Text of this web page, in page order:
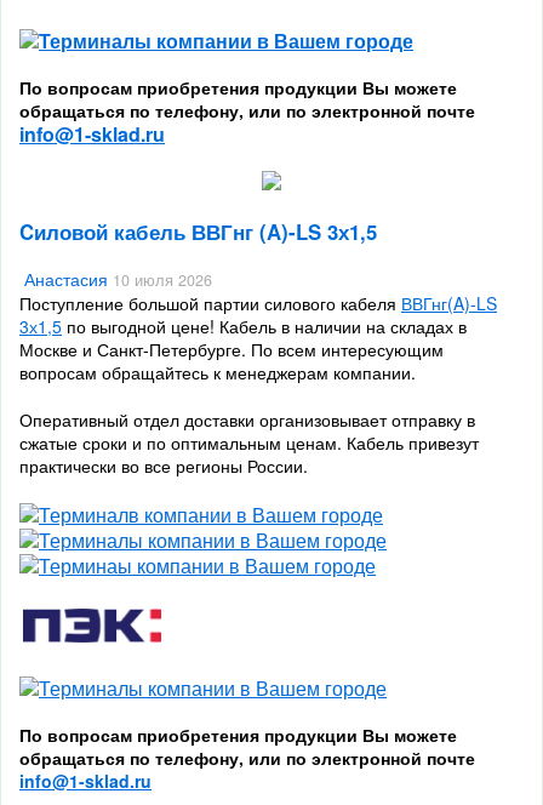
По вопросам приобретения продукции Вы можете
обращаться по телефону, или по электронной почте
info@1-sklad.ru
Cиловой кабель ВВГнг (A)-LS 3х1,5
Анастасия 10 июля 2026
Поступление большой партии силового кабеля ВВГнг(A)-LS
3х1,5 по выгодной цене! Кабель в наличии на складах в
Москве и Санкт-Петербурге. По всем интересующим
вопросам обращайтесь к менеджерам компании.
Оперативный отдел доставки организовывает отправку в
сжатые сроки и по оптимальным ценам. Кабель привезут
практически во все регионы России.
По вопросам приобретения продукции Вы можете
обращаться по телефону, или по электронной почте
info@1-sklad.ru